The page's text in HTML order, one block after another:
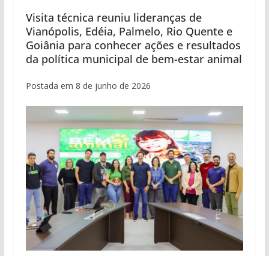
Visita técnica reuniu lideranças de
Vianópolis, Edéia, Palmelo, Rio Quente e
Goiânia para conhecer ações e resultados
da política municipal de bem-estar animal
Postada em 8 de junho de 2026